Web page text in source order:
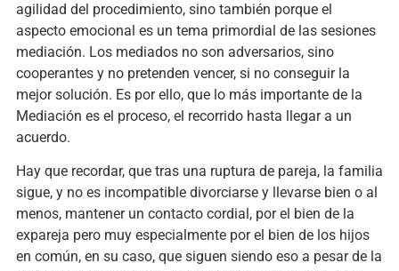
agilidad del procedimiento, sino también porque el
aspecto emocional es un tema primordial de las sesiones
mediación. Los mediados no son adversarios, sino
cooperantes y no pretenden vencer, si no conseguir la
mejor solución. Es por ello, que lo más importante de la
Mediación es el proceso, el recorrido hasta llegar a un
acuerdo.
Hay que recordar, que tras una ruptura de pareja, la familia
sigue, y no es incompatible divorciarse y llevarse bien o al
menos, mantener un contacto cordial, por el bien de la
expareja pero muy especialmente por el bien de los hijos
en común, en su caso, que siguen siendo eso a pesar de la